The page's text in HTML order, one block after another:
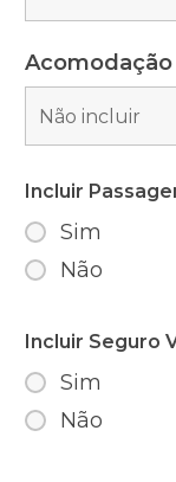
Incluir
Sim
Não
Incluir Seguro
Sim
Não